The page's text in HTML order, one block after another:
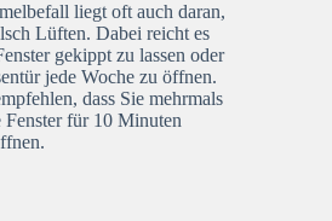
liegt oft auch daran,
Lüften. Dabei reicht es
gekippt zu lassen oder
jede Woche zu öffnen.
dass Sie mehrmals
Fenster für 10 Minuten